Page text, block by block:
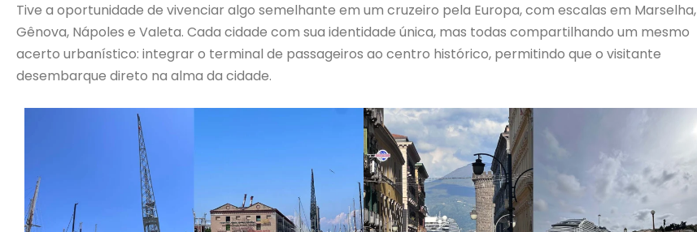
Tive a oportunidade de vivenciar algo semelhante em um cruzeiro pela Europa, com escalas em Marselha,
Gênova, Nápoles e Valeta. Cada cidade com sua identidade única, mas todas compartilhando um mesmo
acerto urbanístico: integrar o terminal de passageiros ao centro histórico, permitindo que o visitante
desembarque direto na alma da cidade.